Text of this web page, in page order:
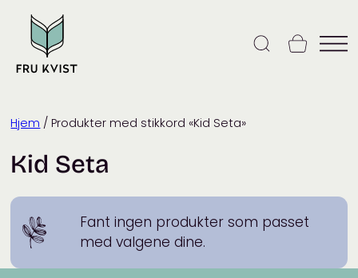
content
Hjem / Produkter med stikkord «Kid Seta»
Kid Seta
Fant ingen produkter som passet
med valgene dine.